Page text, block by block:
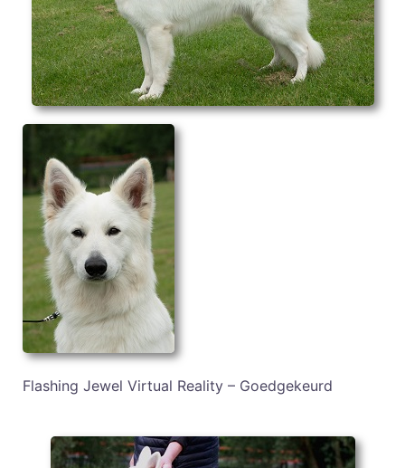
Flashing Jewel Virtual Reality – Goedgekeurd